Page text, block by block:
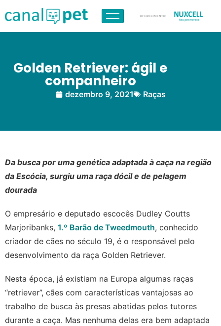
Golden Retriever: ágil e
companheiro
dezembro 9, 2021 Raças
Da busca por uma genética adaptada à caça na região
da Escócia, surgiu uma raça dócil e de pelagem
dourada
O empresário e deputado escocês Dudley Coutts
Marjoribanks, 1.º Barão de Tweedmouth, conhecido
criador de cães no século 19, é o responsável pelo
desenvolvimento da raça Golden Retriever.
Nesta época, já existiam na Europa algumas raças
“retriever”, cães com características vantajosas ao
trabalho de busca às presas abatidas pelos tutores
durante a caça. Mas nenhuma delas era bem adaptada